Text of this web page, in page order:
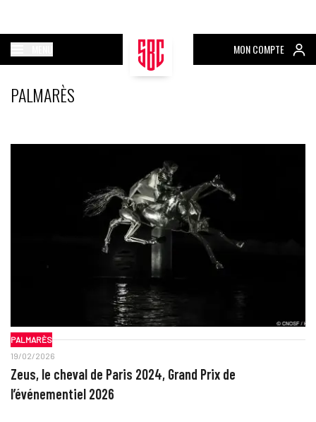
MON COMPTE
PALMARÈS
PALMARÈS
19/02/2026
Zeus, le cheval de Paris 2024, Grand Prix de
l’événementiel 2026